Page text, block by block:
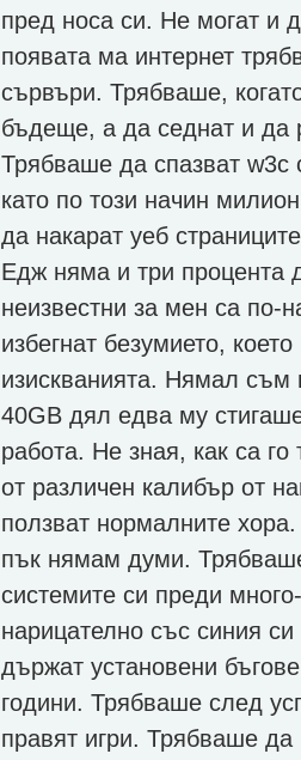
пред носа си. Не могат и
появата ма интернет
сървъри. Трябваше,
бъдеще, а да седнат и да
Трябваше да спазват w3c
като по този начин
да накарат уеб
Едж няма и три процента
неизвестни за мен са по-
избегнат безумието,
изискванията. Нямал съм
40GB дял едва му
работа. Не зная, как са
от различен калибър от
ползват нормалните
пък нямам думи.
системите си преди
нарицателно със синия
държат установени
години. Трябваше след
правят игри. Трябваше